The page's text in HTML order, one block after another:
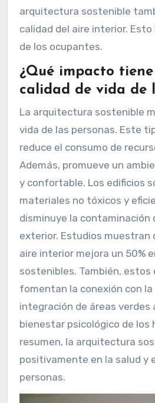
arquitectura sostenible
calidad del aire interior.
de los ocupantes.
¿Qué impacto
calidad de vida de
La arquitectura sostenible
vida de las personas. Este
reduce el consumo de
Además, promueve un
y confortable. Los edificios
materiales no tóxicos y
disminuye la contaminación
exterior. Estudios muestran
aire interior mejora un 50%
sostenibles. También, estos
fomentan la conexión con
integración de áreas verdes
bienestar psicológico de los
resumen, la arquitectura
positivamente en la salud y
personas.